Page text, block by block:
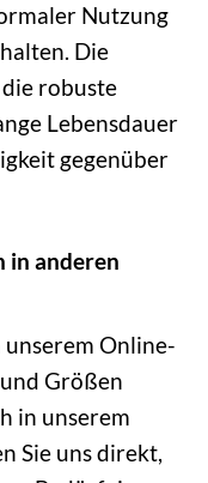
Nutzung
Die
robuste
Lebensdauer
gegenüber
in anderen
Online-
Größen
in unserem
Sie uns direkt,